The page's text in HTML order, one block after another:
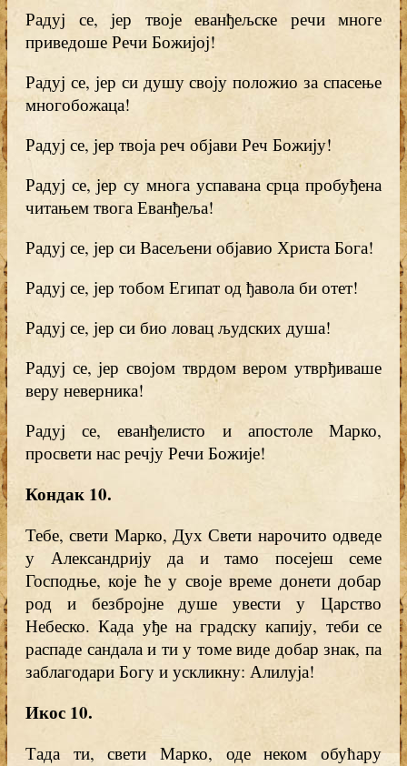
Радуј се, јер твоје еванђељске речи многе
приведоше Речи Божијој!
Радуј се, јер си душу своју положио за спасење
многобожаца!
Радуј се, јер твоја реч објави Реч Божију!
Радуј се, јер су многа успавана срца пробуђена
читањем твога Еванђеља!
Радуј се, јер си Васељени објавио Христа Бога!
Радуј се, јер тобом Египат од ђавола би отет!
Радуј се, јер си био ловац људских душа!
Радуј се, јер својом тврдом вером утврђиваше
веру неверника!
Радуј се, еванђелисто и апостоле Марко,
просвети нас речју Речи Божије!
Кондак 10.
Тебе, свети Марко, Дух Свети нарочито одведе
у Александрију да и тамо посејеш семе
Господње, које ће у своје време донети добар
род и безбројне душе увести у Царство
Небеско. Када уђе на градску капију, теби се
распаде сандала и ти у томе виде добар знак, па
заблагодари Богу и ускликну: Алилуја!
Икос 10.
Тада ти, свети Марко, оде неком обућару